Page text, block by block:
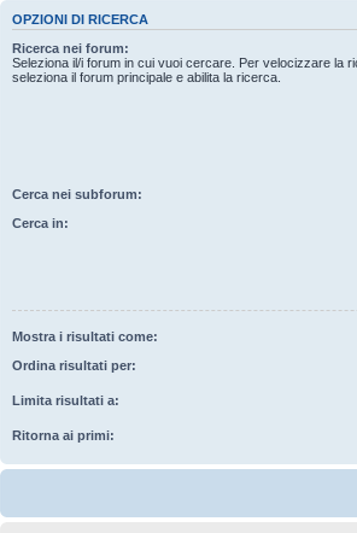
OPZIONI DI RICERCA
Ricerca nei forum:
Seleziona il/i forum in cui vuoi cercare. Per velocizzare la
seleziona il forum principale e abilita la ricerca.
Cerca nei subforum:
Cerca in:
Mostra i risultati come:
Ordina risultati per:
Limita risultati a:
Ritorna ai primi: